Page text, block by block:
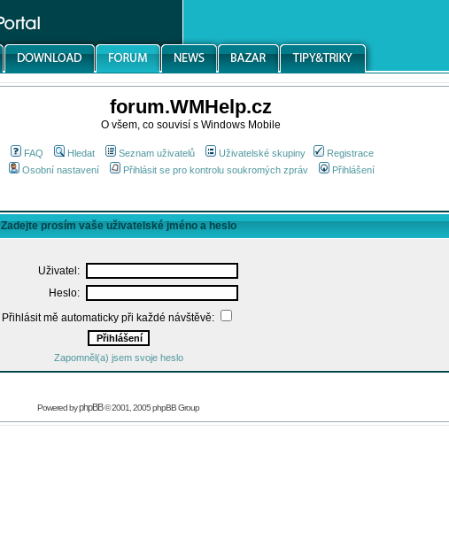
forum.WMHelp.cz
O všem, co souvisí s Windows Mobile
FAQ Hledat Seznam uživatelů Uživatelské skupiny
Registrace
Osobní nastavení
Přihlásit se pro kontrolu soukromých zpráv Přihlášení
Zadejte prosím vaše uživatelské jméno a heslo
Uživatel:
Heslo:
Přihlásit mě automaticky při každé návštěvě:
Zapomněl(a) jsem svoje heslo
Powered byphpBB© 2001, 2005 phpBB Group